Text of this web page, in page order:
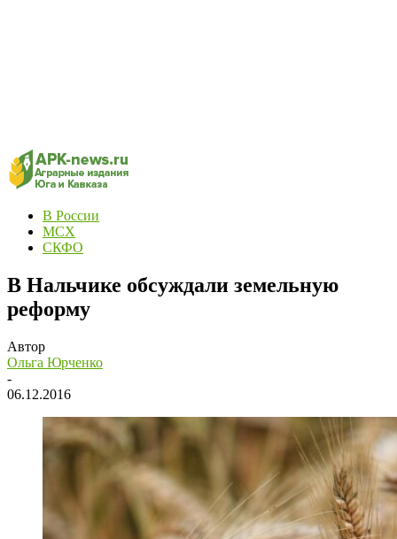
В России
МСХ
СКФО
В Нальчике обсуждали земельную
реформу
Автор
Ольга Юрченко
-
06.12.2016